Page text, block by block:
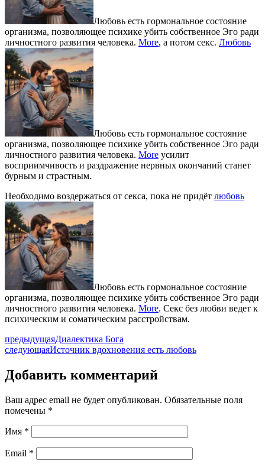
Любовь есть гормональное состояние
организма, позволяющее психике убить собственное Эго ради
личностного развития человека. More, а потом секс. Любовь
Любовь есть гормональное состояние
организма, позволяющее психике убить собственное Эго ради
личностного развития человека. More усилит
восприимчивость и раздражение нервных окончаний станет
бурным и страстным.
Необходимо воздержаться от секса, пока не придёт любовь
Любовь есть гормональное состояние
организма, позволяющее психике убить собственное Эго ради
личностного развития человека. More. Секс без любви ведет к
психическим и соматическим расстройствам.
предыдущаяДиалектика Бога
следующаяИсточник вдохновения есть любовь
Добавить комментарий
Ваш адрес email не будет опубликован. Обязательные поля
помечены *
Имя *
Email *